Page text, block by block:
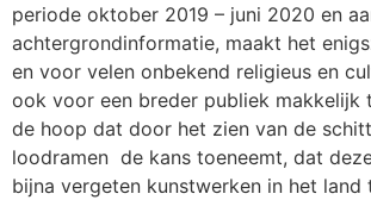
periode oktober 2019 – juni 2020 en
achtergrondinformatie, maakt het
en voor velen onbekend religieus en
ook voor een breder publiek makkelijk
de hoop dat door het zien van de
loodramen de kans toeneemt, dat
bijna vergeten kunstwerken in het land